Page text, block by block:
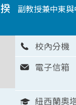
副教授兼中東
校內分機
電子信箱
紐西蘭奧